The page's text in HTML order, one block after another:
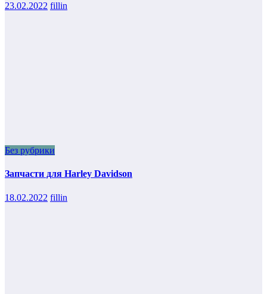
23.02.2022 fillin
Без рубрики
Запчасти для Harley Davidson
18.02.2022 fillin